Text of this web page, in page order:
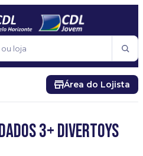
Área do Lojista
3+ DIVERTOYS